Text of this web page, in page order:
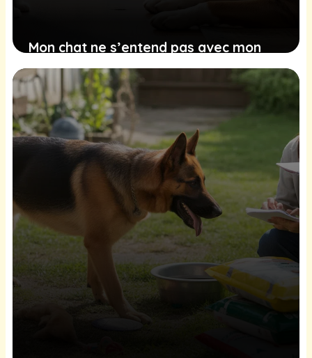
Mon chat ne s’entend pas avec mon
chien, comment faire ?
27 janvier 2026